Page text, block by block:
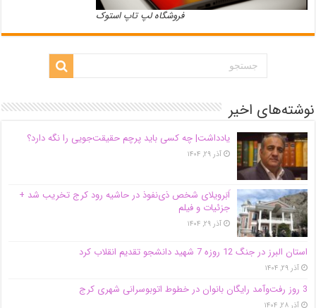
فروشگاه لپ تاپ استوک
نوشته‌های اخیر
یادداشت| ‌چه کسی باید پرچم حقیقت‌جویی را نگه دارد؟
آذر ۲۹, ۱۴۰۴
اَبَر‌ویلای شخص ذی‌نفوذ در حاشیه‌ رود کرج تخریب شد +
جزئیات و فیلم
آذر ۲۹, ۱۴۰۴
استان البرز در جنگ 12 روزه 7 شهید دانشجو تقدیم انقلاب کرد
آذر ۲۹, ۱۴۰۴
3 روز رفت‌وآمد رایگان بانوان در خطوط اتوبوسرانی شهری کرج
آذر ۲۸, ۱۴۰۴